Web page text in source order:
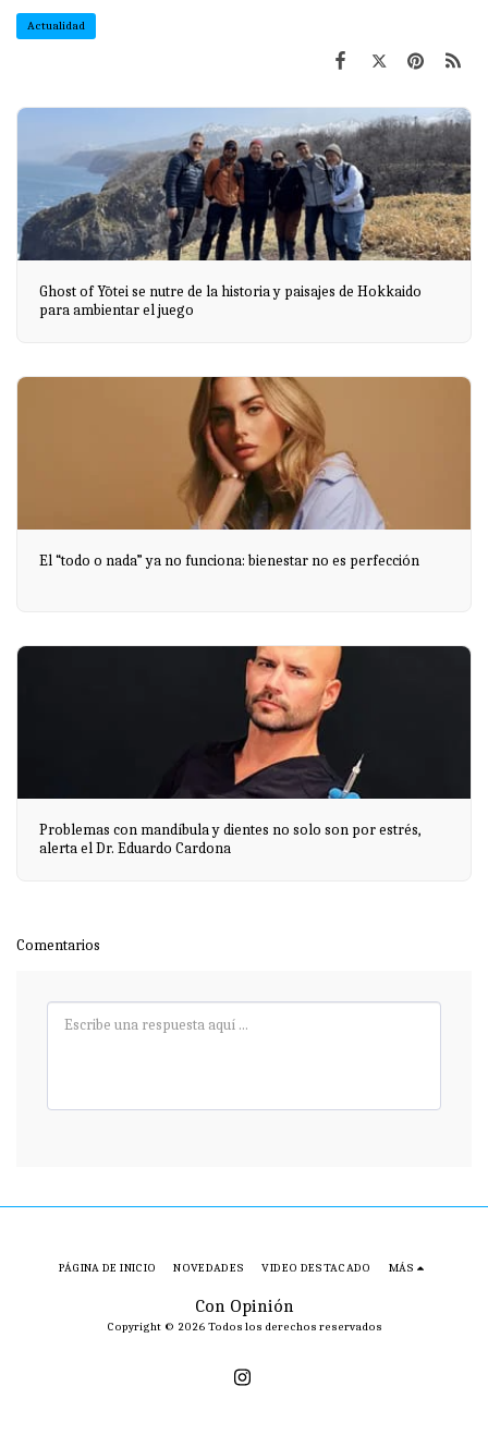
Actualidad
Ghost of Yōtei se nutre de la historia y paisajes de Hokkaido
para ambientar el juego
El “todo o nada” ya no funciona: bienestar no es perfección
Problemas con mandíbula y dientes no solo son por estrés,
alerta el Dr. Eduardo Cardona
Comentarios
Con Opinión
Copyright © 2026 Todos los derechos reservados
PÁGINA DE INICIO NOVEDADES VIDEO DESTACADO MÁS